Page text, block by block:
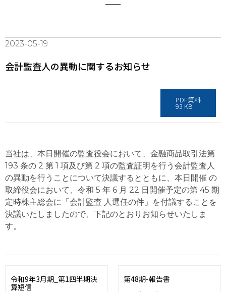
2023-05-19
会計監査人の異動に関するお知らせ
PDF資料
93 KB
当社は、本日開催の監査役会において、金融商品取引法第
193 条の 2 第 1 項及び第 2 項の監査証明を行う会計監査人
の異動を行うことについて決議するとともに、本日開催 の
取締役会において、令和 5 年 6 月 22 日開催予定の第 45 期
定時株主総会に「会計監査 人選任の件」を付議することを
決議いたしましたので、下記のとおりお知らせいたしま
す。
令和9年3月期_第1四半期決
算短信
第48期-報告書